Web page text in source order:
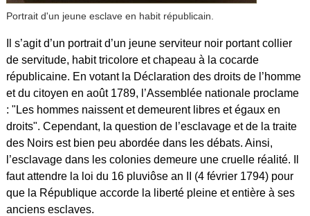
Portrait d'un jeune esclave en habit républicain.
Il s’agit d’un portrait d’un jeune serviteur noir portant collier
de servitude, habit tricolore et chapeau à la cocarde
républicaine. En votant la Déclaration des droits de l’homme
et du citoyen en août 1789, l’Assemblée nationale proclame
: "Les hommes naissent et demeurent libres et égaux en
droits". Cependant, la question de l’esclavage et de la traite
des Noirs est bien peu abordée dans les débats. Ainsi,
l’esclavage dans les colonies demeure une cruelle réalité. Il
faut attendre la loi du 16 pluviôse an II (4 février 1794) pour
que la République accorde la liberté pleine et entière à ses
anciens esclaves.